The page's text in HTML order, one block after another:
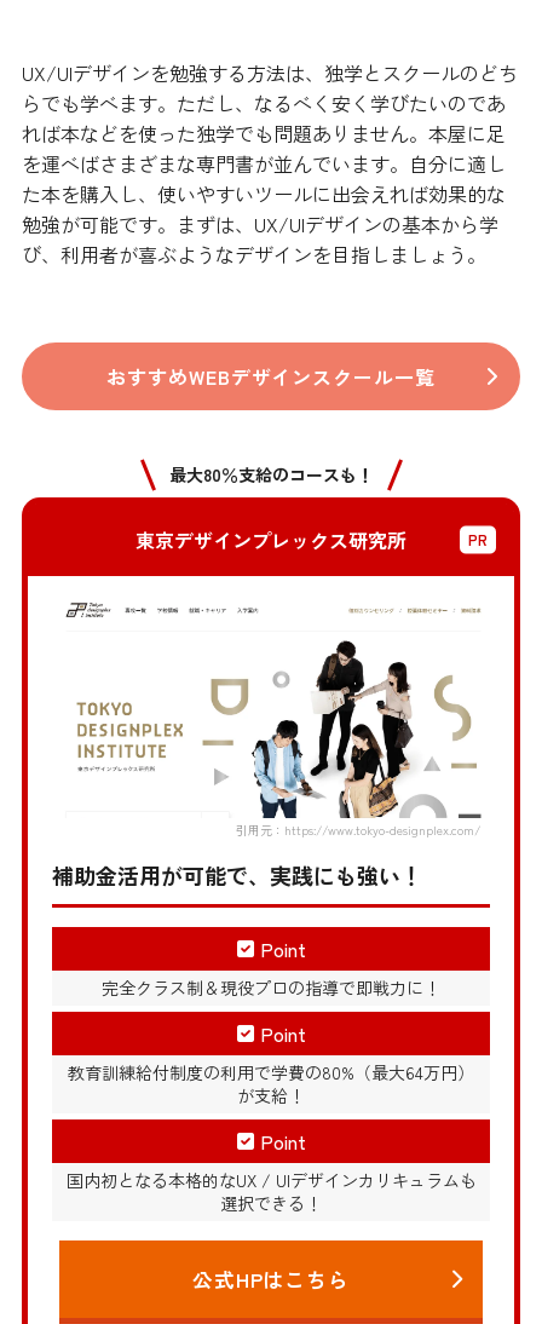
UX/UIデザインを勉強する方法は、独学とスクールのどち
らでも学べます。ただし、なるべく安く学びたいのであ
れば本などを使った独学でも問題ありません。本屋に足
を運べばさまざまな専門書が並んでいます。自分に適し
た本を購入し、使いやすいツールに出会えれば効果的な
勉強が可能です。まずは、UX/UIデザインの基本から学
び、利用者が喜ぶようなデザインを目指しましょう。
おすすめWEBデザインスクール一覧
最大80％支給のコースも！
東京デザインプレックス研究所
引用元：https://www.tokyo-designplex.com/
補助金活用が可能で、実践にも強い！
Point
完全クラス制＆現役プロの指導で即戦力に！
Point
教育訓練給付制度の利用で学費の80%（最大64万円）
が支給！
Point
国内初となる本格的なUX / UIデザインカリキュラムも
選択できる！
公式HPはこちら